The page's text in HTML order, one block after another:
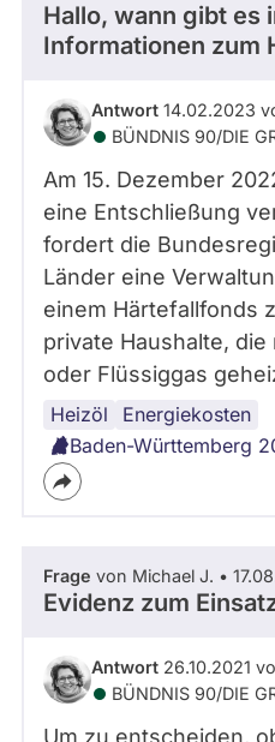
Hallo, wann gibt es
Informationen zum
Antwort 14.02.2023
BÜNDNIS 90/­DIE
Am 15. Dezember
eine Entschließung
fordert die
Länder eine
einem Härtefallfonds
private Haushalte, die
oder Flüssiggas
Heizöl
Energiekosten
Baden-Württemberg
Frage von Michael J. •
Evidenz zum
Antwort 26.10.2021
BÜNDNIS 90/­DIE
Um zu entscheiden,